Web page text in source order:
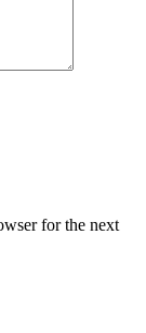
for the next